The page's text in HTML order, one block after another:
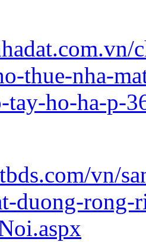
thue-nha-
tay-ho-ha-p-
vn/
duong-